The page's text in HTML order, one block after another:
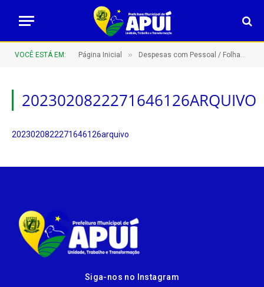
VOCÊ ESTÁ EM: Página Inicial » Despesas com Pessoal / Folhas de Pagamento
2023020822271646126ARQUIVO
2023020822271646126arquivo
Siga-nos no Instagram